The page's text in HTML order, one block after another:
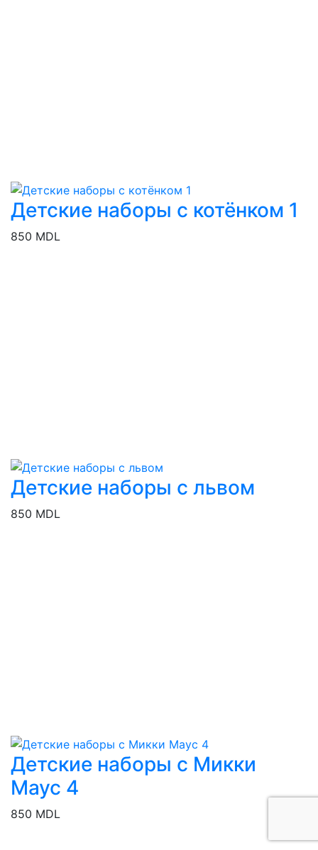
Детские наборы с котёнком 1
850 MDL
Детские наборы с львом
850 MDL
Детские наборы с Микки
Маус 4
850 MDL